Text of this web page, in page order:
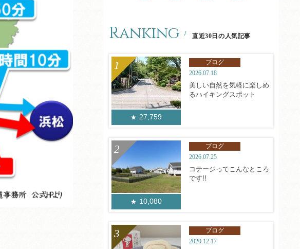
Ranking 直近30日の人気記事
27,759
ブログ
2026.07.18
美しい自然を気軽に楽しめ
るハイキングスポット
10,080
ブログ
2026.07.25
コテージってこんなところ
です!!
ブログ
2020.12.17